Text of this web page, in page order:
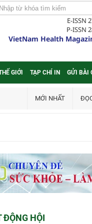
E-ISSN
P-ISSN
VietNam Health
GIỚI TẠP CHÍ IN GỬI BÀI
MỚI NHẤT
ĐỘNG HỘI